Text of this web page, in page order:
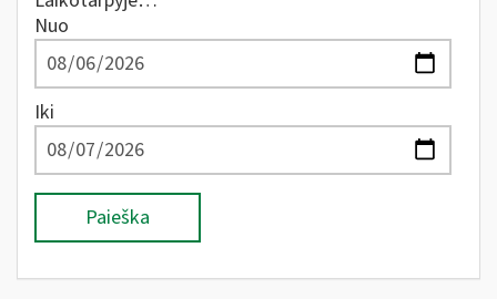
Nuo
Iki
Paieška